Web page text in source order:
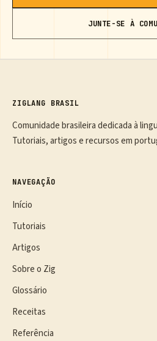
JUNTE-SE À
ZIGLANG BRASIL
Comunidade brasileira dedicada à
Tutoriais, artigos e recursos em
NAVEGAÇÃO
Início
Tutoriais
Artigos
Sobre o Zig
Glossário
Receitas
Referência